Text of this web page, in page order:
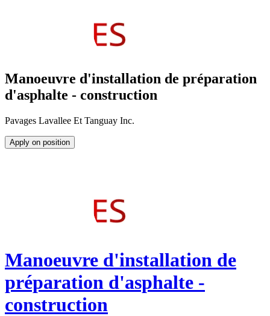
Manoeuvre d'installation de préparation
d'asphalte - construction
Pavages Lavallee Et Tanguay Inc.
Apply on position
Manoeuvre d'installation de
préparation d'asphalte -
construction